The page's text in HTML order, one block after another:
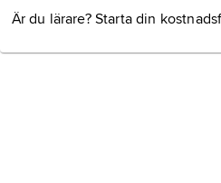
Är du lärare? Starta din